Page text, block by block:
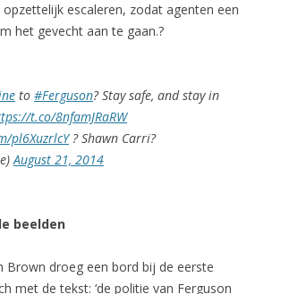
escaleren, zodat agenten een
het gevecht aan te gaan.?
to #Ferguson? Stay safe, and stay in
t.co/8nfamJRaRW
pl6XuzrlcY? Shawn Carri?
August 21, 2014
beelden
Brown droeg een bord bij de eerste
met de tekst: ‘de politie van Ferguson